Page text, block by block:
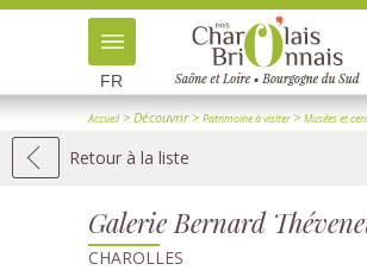
FR
Accueil> Découvrir> Patrimoine à visiter> Musées et
Retour à la liste
Galerie Bernard
CHAROLLES